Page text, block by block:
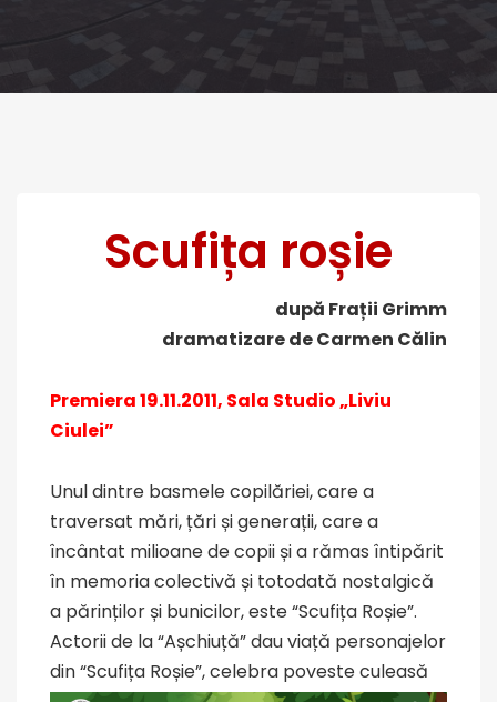
Scufița roșie
după Frații Grimm
dramatizare de Carmen Călin
Premiera 19.11.2011, Sala Studio „Liviu
Ciulei”
Unul dintre basmele copilăriei, care a
traversat mări, țări și generații, care a
încântat milioane de copii și a rămas întipărit
în memoria colectivă și totodată nostalgică
a părinților și bunicilor, este “Scufița Roșie”.
Actorii de la “Așchiuță” dau viață personajelor
din “Scufița Roșie”, celebra poveste culeasă